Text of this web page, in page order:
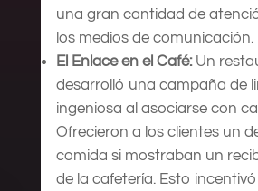
una gran cantidad de
los medios de comunicación.
El Enlace en el Café:Un
desarrolló una campaña de
ingeniosa al asociarse con
Ofrecieron a los clientes un
comida si mostraban un
de la cafetería. Esto